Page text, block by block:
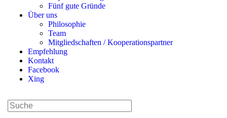
Fünf gute Gründe
Über uns
Philosophie
Team
Mitgliedschaften / Kooperationspartner
Empfehlung
Kontakt
Facebook
Xing
Diese
Website